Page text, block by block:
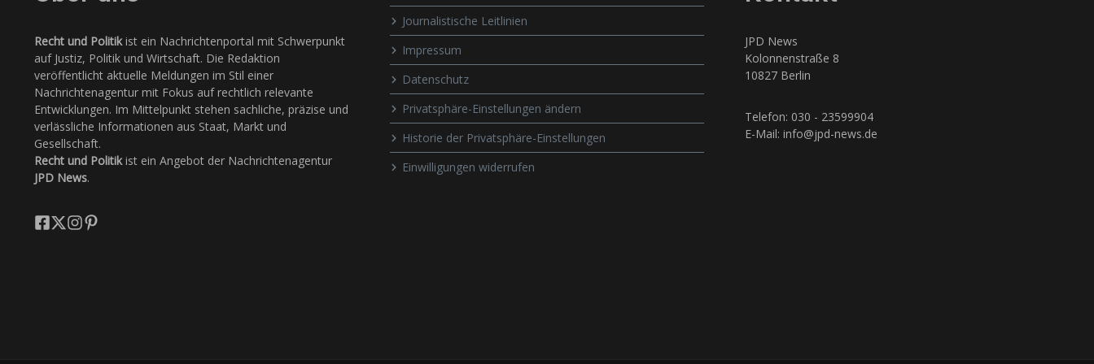
Recht und Politikist ein Nachrichtenportal mit Schwerpunkt
auf Justiz, Politik und Wirtschaft. Die Redaktion
veröffentlicht aktuelle Meldungen im Stil einer
Nachrichtenagentur mit Fokus auf rechtlich relevante
Entwicklungen. Im Mittelpunkt stehen sachliche, präzise und
verlässliche Informationen aus Staat, Markt und
Gesellschaft.
Recht und Politikist ein Angebot der Nachrichtenagentur
JPD News.
Journalistische Leitlinien
Impressum
Datenschutz
Privatsphäre-Einstellungen ändern
Historie der Privatsphäre-Einstellungen
Einwilligungen widerrufen
JPD News
Kolonnenstraße 8
10827 Berlin
Telefon: 030 - 23599904
E-Mail: info@jpd-news.de